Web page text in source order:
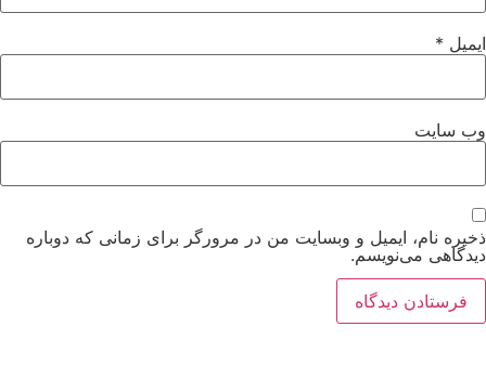
ایمیل *
وب‌ سایت
ذخیره نام، ایمیل و وبسایت من در مرورگر برای زمانی که دوباره
دیدگاهی می‌نویسم.